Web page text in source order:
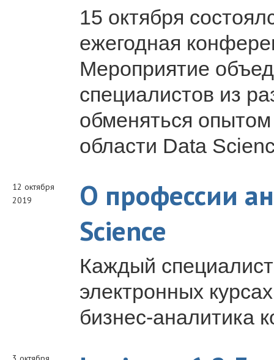
15 октября
ежегодная
Мероприятие
специалистов из
обменяться
области Data
12 октября
2019
О профессии
Science
Каждый
электронных
бизнес-аналитика